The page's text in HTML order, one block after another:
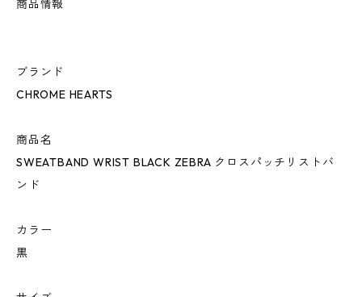
商品情報
ブランド
CHROME HEARTS
商品名
SWEATBAND WRIST BLACK ZEBRA クロスパッチリストバ
ンド
カラー
黒